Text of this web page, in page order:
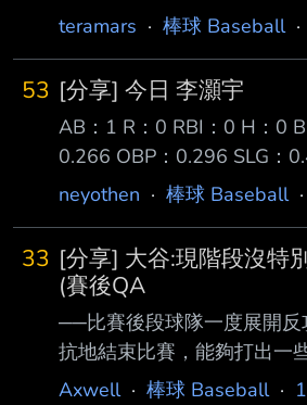
（Sarah Edwards）重返球
表洛杉磯皇后迎戰波士頓獵
史上首支滿貫全壘 打，全場
打點，幫助皇后終場以12比
連勝。 莎菈此役1局下就在
她掌握來球強勢揮擊，將球
清 空壘包，幫助皇后取得4
是聯盟成立以來的首支滿貫
聯盟歷史紀錄保持人。
teramars · 棒球 Baseball·
53 [分享] 今日 李灝宇
AB：1 R：0 RBI：0 H：0
0.266 OBP：0.296 SLG：
底特律老虎作客西雅圖水手
Zach McKinstry 面對水手左
兩好兩壞時 被一顆偏高的滑
局下由另一位替補 James
右外野 終場老虎 2:4 不敵水
賽戰成一勝一負 李灝宇打擊
安打場次的表現有所降溫
neyothen · 棒球 Baseball·
33 [分享] 大谷:現階段沒特
(賽後QA
──比賽後段球隊一度展開
抗地結束比賽，能夠打出一
重要。接下來還有新的系列
Axwell· 棒球 Baseball·